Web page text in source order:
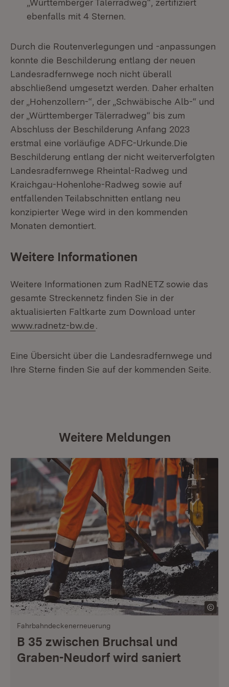
„Württemberger Tälerradweg“, zertifiziert
ebenfalls mit 4 Sternen.
Durch die Routenverlegungen und -anpassungen
konnte die Beschilderung entlang der neuen
Landesradfernwege noch nicht überall
abschließend umgesetzt werden. Daher erhalten
der „Hohenzollern-“, der „Schwäbische Alb-“ und
der „Württemberger Tälerradweg“ bis zum
Abschluss der Beschilderung Anfang 2023
erstmal eine vorläufige ADFC-Urkunde.Die
Beschilderung entlang der nicht weiterverfolgten
Landesradfernwege Rheintal-Radweg und
Kraichgau-Hohenlohe-Radweg sowie auf
entfallenden Teilabschnitten entlang neu
konzipierter Wege wird in den kommenden
Monaten demontiert.
Weitere Informationen
Weitere Informationen zum RadNETZ sowie das
gesamte Streckennetz finden Sie in der
aktualisierten Faltkarte zum Download unter
www.radnetz-bw.de
Eine Übersicht über die Landesradfernwege und
Ihre Sterne finden Sie auf der kommenden Seite.
Weitere Meldungen
Fahrbahndeckenerneuerung
B 35 zwischen Bruchsal und
Graben-Neudorf wird saniert